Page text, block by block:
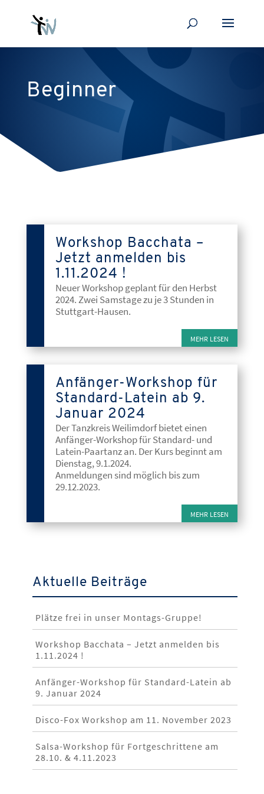
Beginner
Workshop Bacchata –
Jetzt anmelden bis
1.11.2024 !
Neuer Workshop geplant für den Herbst
2024. Zwei Samstage zu je 3 Stunden in
Stuttgart-Hausen.
mehr lesen
Anfänger-Workshop für
Standard-Latein ab 9.
Januar 2024
Der Tanzkreis Weilimdorf bietet einen
Anfänger-Workshop für Standard- und
Latein-Paartanz an. Der Kurs beginnt am
Dienstag, 9.1.2024.
Anmeldungen sind möglich bis zum
29.12.2023.
mehr lesen
Aktuelle Beiträge
Plätze frei in unser Montags-Gruppe!
Workshop Bacchata – Jetzt anmelden bis
1.11.2024 !
Anfänger-Workshop für Standard-Latein ab
9. Januar 2024
Disco-Fox Workshop am 11. November 2023
Salsa-Workshop für Fortgeschrittene am
28.10. & 4.11.2023